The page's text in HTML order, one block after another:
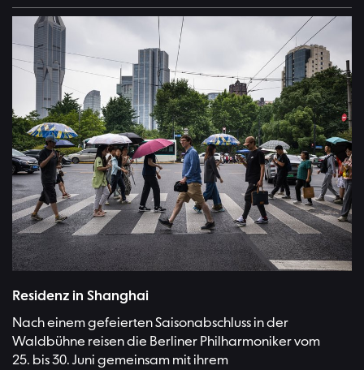
Residenz in Shanghai
Nach einem gefeierten Saisonabschluss in der
Waldbühne reisen die Berliner Philharmoniker vom
25. bis 30. Juni gemeinsam mit ihrem